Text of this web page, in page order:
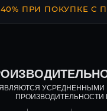
40% ПРИ ПОКУПКЕ С
ЯВЛЯЮТСЯ
ПРОИЗВОДИТЕЛЬНОСТИ